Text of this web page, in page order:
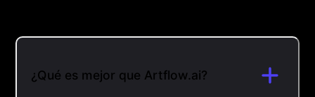
¿Qué es mejor que Artflow.ai?